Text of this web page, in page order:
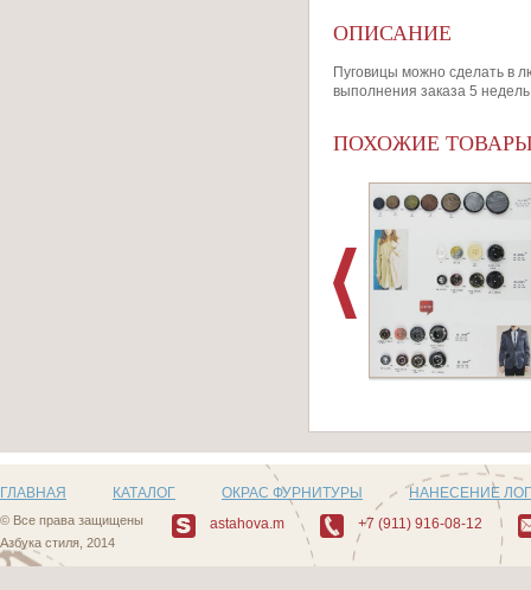
ОПИСАНИЕ
Пуговицы можно сделать в
выполнения заказа 5
ПОХОЖИЕ
ГЛАВНАЯ КАТАЛОГ ОКРАС ФУРНИТУРЫ НАНЕСЕНИЕ
© Все права защищены
Азбука стиля, 2014
astahova.m +7 (911) 916-08-12